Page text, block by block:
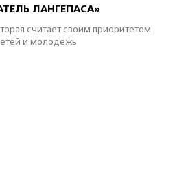
ЛАНГЕПАСА»
считает своим приоритетом
и молодежь